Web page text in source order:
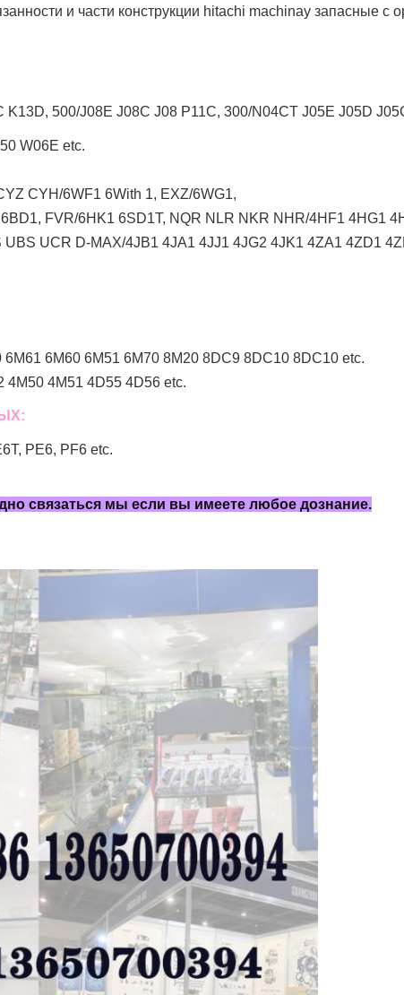
и части конструкции hitachi machinay запасные с
500/J08E J08C J08 P11C, 300/N04CT J05E J05D
W06E etc.
CYH/6WF1 6With 1, EXZ/6WG1,
FVR/6HK1 6SD1T, NQR NLR NKR NHR/4HF1 4HG1
UCR D-MAX/4JB1 4JA1 4JJ1 4JG2 4JK1 4ZA1 4ZD1
6M60 6M51 6M70 8M20 8DC9 8DC10 8DC10 etc.
4M50 4M51 4D55 4D56 etc.
PE6, PF6 etc.
связаться мы если вы имеете любое дознание.